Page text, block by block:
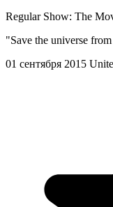
Regular Show: The
"Save the universe
01 сентября 2015